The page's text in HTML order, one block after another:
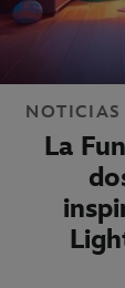
NOTICIAS
La